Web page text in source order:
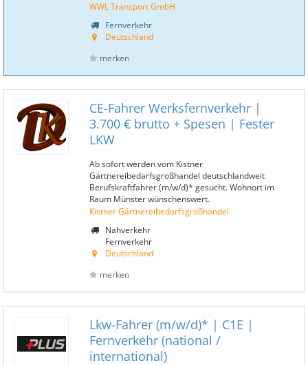
WWL Transport GmbH
Fernverkehr
Deutschland
merken
CE-Fahrer Werksfernverkehr |
3.700 € brutto + Spesen | Fester
LKW
Ab sofort werden vom Kistner
Gärtnereibedarfsgroßhandel deutschlandweit
Berufskraftfahrer (m/w/d)* gesucht. Wohnort im
Raum Münster wünschenswert.
Kistner Gärtnereibedarfsgroßhandel
Nahverkehr
Fernverkehr
Deutschland
merken
Lkw-Fahrer (m/w/d)* | C1E |
Fernverkehr (national /
international)